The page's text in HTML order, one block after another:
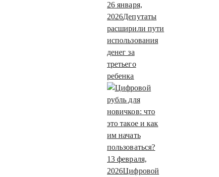
26 января,
2026Депутаты
расширили пути
использования
денег за
третьего
ребенка
13 февраля,
2026Цифровой